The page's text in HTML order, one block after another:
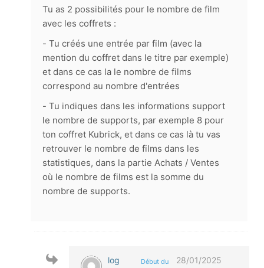
Tu as 2 possibilités pour le nombre de film
avec les coffrets :
- Tu créés une entrée par film (avec la
mention du coffret dans le titre par exemple)
et dans ce cas la le nombre de films
correspond au nombre d'entrées
- Tu indiques dans les informations support
le nombre de supports, par exemple 8 pour
ton coffret Kubrick, et dans ce cas là tu vas
retrouver le nombre de films dans les
statistiques, dans la partie Achats / Ventes
où le nombre de films est la somme du
nombre de supports.
log
Début du
28/01/2025